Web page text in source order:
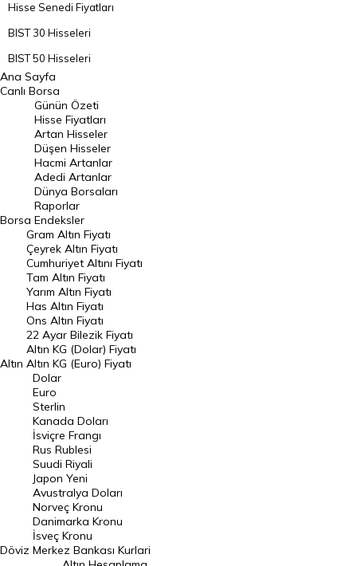
Hisse Senedi Fiyatları
BIST 30 Hisseleri
BIST 50 Hisseleri
BIST 100 Hisseleri
En Çok Artan Hisseler
En Çok Düşen Hisseler
Hacmi Artanlar
Geçmiş Kapanışlar
Dünya Borsaları
Raporlar
Endeksler
DÖVİZ
Döviz Kuru
Dolar Kuru
Euro Kuru
Pound Kuru
Frank Kuru
Riyal Kuru
Avustralya Doları
Danimarka Kronu Kuru
Kanada Doları Kuru
Norveç Kronu Kuru
Ana Sayfa
Canlı Borsa
Borsa
Günün Özeti
Hisse Fiyatları
Artan Hisseler
Düşen Hisseler
Hacmi Artanlar
Adedi Artanlar
Dünya Borsaları
Raporlar
Endeksler
Altın
Gram Altın Fiyatı
Çeyrek Altın Fiyatı
Cumhuriyet Altını Fiyatı
Tam Altın Fiyatı
Yarım Altın Fiyatı
Has Altın Fiyatı
Ons Altın Fiyatı
22 Ayar Bilezik Fiyatı
Altın KG (Dolar) Fiyatı
Altın KG (Euro) Fiyatı
Döviz
Dolar
Euro
Sterlin
Kanada Doları
İsviçre Frangı
Rus Rublesi
Suudi Riyali
Japon Yeni
Avustralya Doları
Norveç Kronu
Danimarka Kronu
İsveç Kronu
Merkez Bankası Kurlari